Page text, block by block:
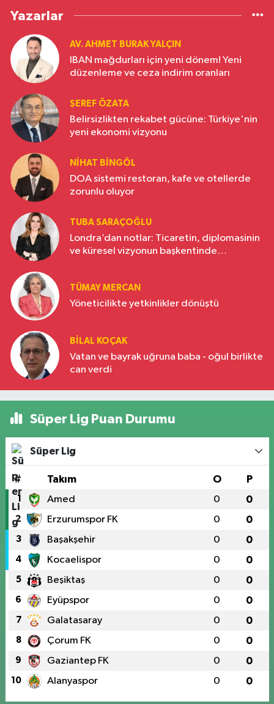
Yazarlar
AV. AHMET BURAK YALÇIN
IBAN mağdurları için yeni dönem! Yeni
düzenleme ve ceza indirim oranları
ŞEREF ÖZATA
Belirsizlikten rekabet gücüne: Türkiye'nin
yeni ekonomi vizyonu
NIHAT BINGÖL
DOA sistemi restoran, kafe ve otellerde
zorunlu oluyor
TUBA SARAÇOĞLU
Londra’dan notlar: Ticaretin, diplomasinin
ve küresel vizyonun başkentinde
TÜMAY MERCAN
Yöneticilikte yetkinlikler dönüştü
BILAL KOÇAK
Vatan ve bayrak uğruna baba - oğul birlikte
can verdi
Süper Lig Puan Durumu
Süper Lig
# Takım O P
1 Amed 0 0
2 Erzurumspor FK 0 0
3 Başakşehir 0 0
4 Kocaelispor 0 0
5 Beşiktaş 0 0
6 Eyüpspor 0 0
7 Galatasaray 0 0
8 Çorum FK 0 0
9 Gaziantep FK 0 0
10 Alanyaspor 0 0